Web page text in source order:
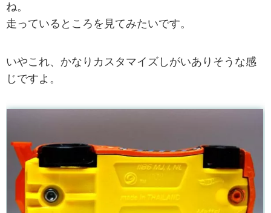
ね。
走っているところを見てみたいです。
いやこれ、かなりカスタマイズしがいありそうな感
じですよ。